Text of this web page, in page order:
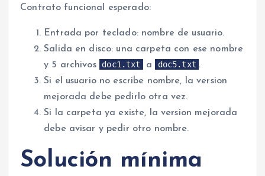
Contrato funcional esperado:
Entrada por teclado: nombre de usuario.
Salida en disco: una carpeta con ese nombre
y 5 archivos
doc1.txt a doc5.txt .
Si el usuario no escribe nombre, la version
mejorada debe pedirlo otra vez.
Si la carpeta ya existe, la version mejorada
debe avisar y pedir otro nombre.
Solución mínima